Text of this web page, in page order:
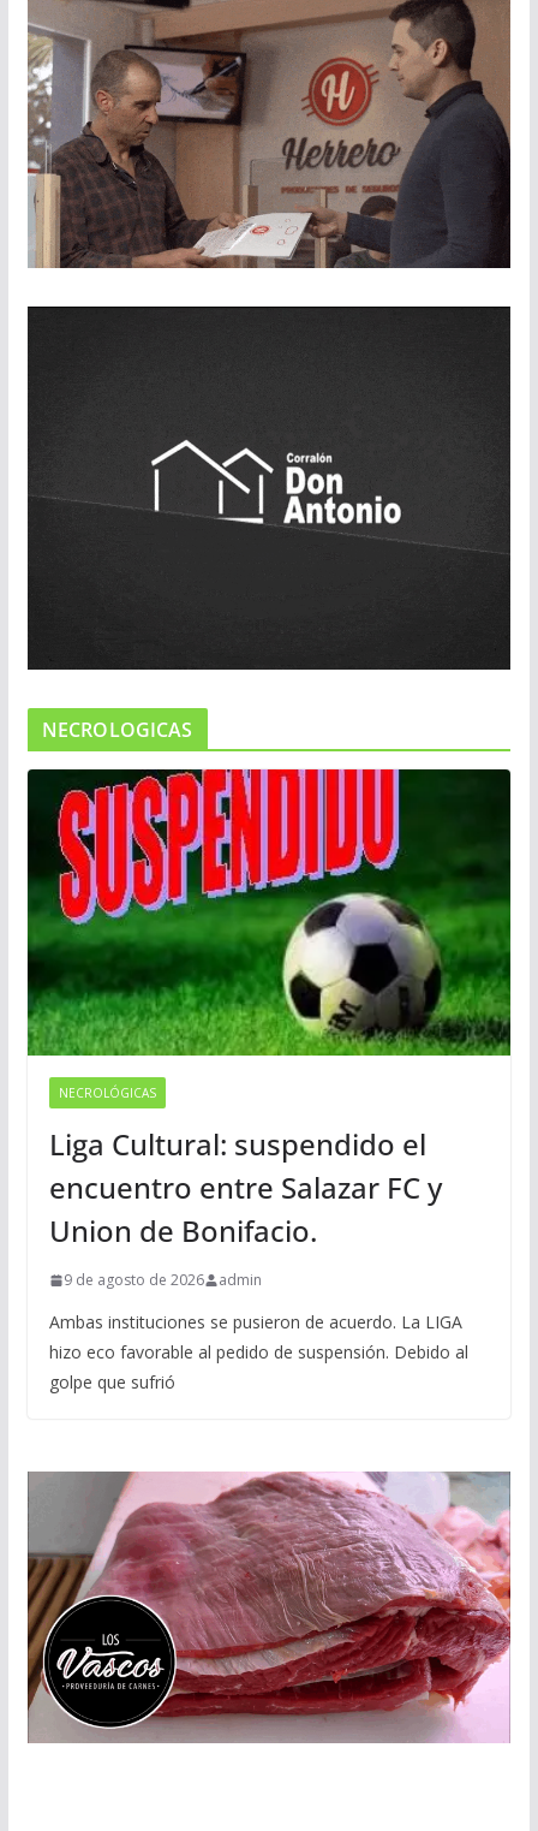
NECROLOGICAS
NECROLÓGICAS
Liga Cultural: suspendido el
encuentro entre Salazar FC y
Union de Bonifacio.
9 de agosto de 2026 admin
Ambas instituciones se pusieron de acuerdo. La LIGA
hizo eco favorable al pedido de suspensión. Debido al
golpe que sufrió